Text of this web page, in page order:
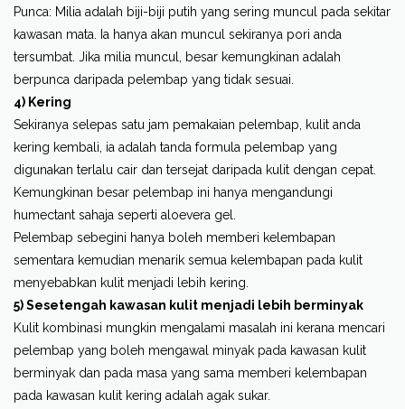
Punca: Milia adalah biji-biji putih yang sering muncul pada sekitar
kawasan mata. Ia hanya akan muncul sekiranya pori anda
tersumbat. Jika milia muncul, besar kemungkinan adalah
berpunca daripada pelembap yang tidak sesuai.
4) Kering
Sekiranya selepas satu jam pemakaian pelembap, kulit anda
kering kembali, ia adalah tanda formula pelembap yang
digunakan terlalu cair dan tersejat daripada kulit dengan cepat.
Kemungkinan besar pelembap ini hanya mengandungi
humectant sahaja seperti aloevera gel.
Pelembap sebegini hanya boleh memberi kelembapan
sementara kemudian menarik semua kelembapan pada kulit
menyebabkan kulit menjadi lebih kering.
5) Sesetengah kawasan kulit menjadi lebih berminyak
Kulit kombinasi mungkin mengalami masalah ini kerana mencari
pelembap yang boleh mengawal minyak pada kawasan kulit
berminyak dan pada masa yang sama memberi kelembapan
pada kawasan kulit kering adalah agak sukar.